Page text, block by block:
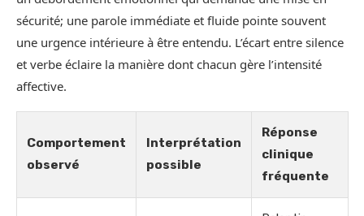
sécurité; une parole immédiate et fluide pointe souvent
une urgence intérieure à être entendu. L’écart entre silence
et verbe éclaire la manière dont chacun gère l’intensité
affective.
Comportement
observé
Interprétation
possible
Réponse
clinique
fréquente